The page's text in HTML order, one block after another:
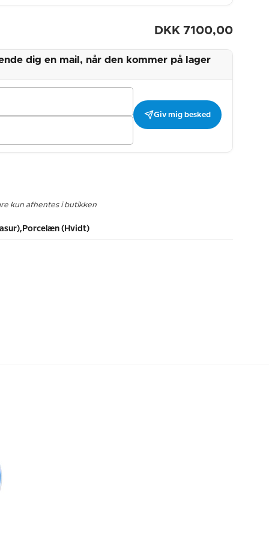
DKK 7100,00
dig en mail, når den kommer på lager
Giv mig besked
kun afhentes i butikken
(Hvidt)